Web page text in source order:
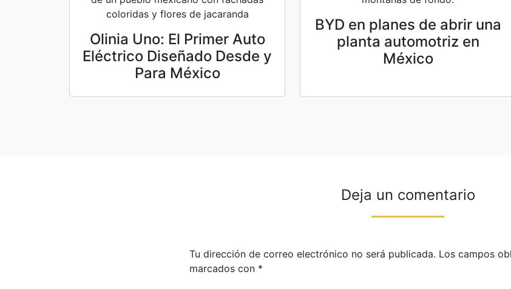
Olinia Uno: El Primer Auto
Eléctrico Diseñado Desde y
Para México
BYD en planes de abrir una
planta automotriz en
México
Deja un comentario
Tu dirección de correo electrónico no será publicada. Los campos
marcados con *